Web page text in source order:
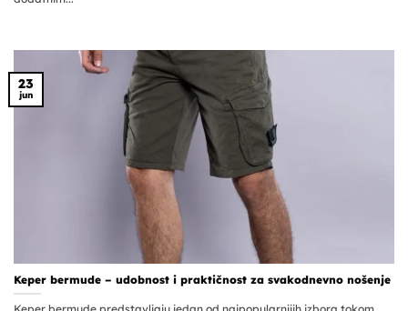
Keper bermude – udobnost i praktičnost za svakodnevno nošenje
23
jun